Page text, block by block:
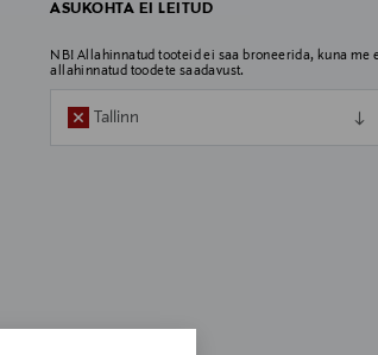
ASUKOHTA EI LEITUD
NB! Allahinnatud tooteid ei saa broneerida, kuna me
allahinnatud toodete saadavust.
Tallinn